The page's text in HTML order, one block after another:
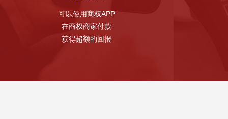
可以使用商权APP
在商权商家付款
获得超额的回报